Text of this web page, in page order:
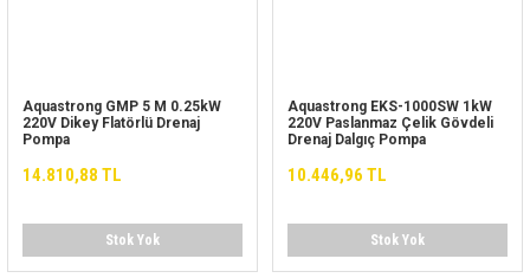
Aquastrong GMP 5 M 0.25kW
220V Dikey Flatörlü Drenaj
Pompa
14.810,88 TL
Stok Yok
Aquastrong EKS-1000SW 1kW
220V Paslanmaz Çelik Gövdeli
Drenaj Dalgıç Pompa
10.446,96 TL
Stok Yok